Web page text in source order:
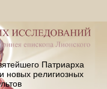
Патриарха
новых религиозных